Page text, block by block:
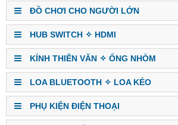
ĐỒ CHƠI CHO NGƯỜI LỚN
HUB SWITCH ✧ HDMI
KÍNH THIÊN VĂN ✧ ỐNG NHÒM
LOA BLUETOOTH ✧ LOA KÉO
PHỤ KIỆN ĐIỆN THOẠI